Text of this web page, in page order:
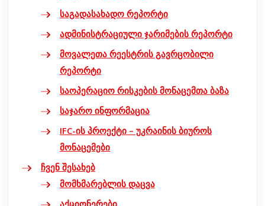
საგადასახადო რეპორტი
ადმინისტრაციული ჯარიმების რეპორტი
მოვალეთა რეესტრის გავრცობილი
რეპორტი
საოპერაციო რისკების მონაცემთა ბაზა
საჯარო ინფორმაცია
IFC-ის პროექტი – უკრაინის ბიუროს
მონაცემები
ჩვენ შესახებ
მომხმარებლის დაცვა
აქციონერები